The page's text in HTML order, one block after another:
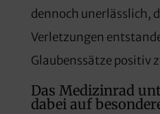
dennoch unerlässlich,
Verletzungen
Glaubenssätze positiv
Das Medizinrad
dabei auf